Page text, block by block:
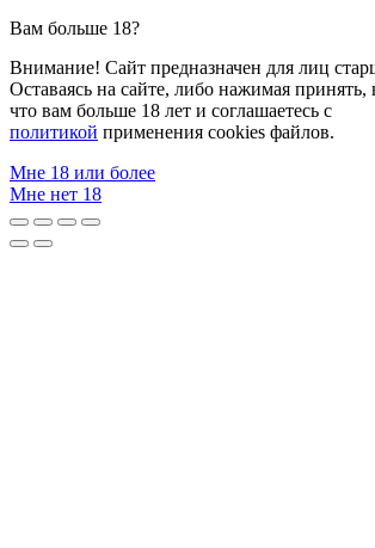
Вам больше 18?
Внимание! Сайт предназначен для лиц
Оставаясь на сайте, либо нажимая принять,
что вам больше 18 лет и соглашаетесь с
политикой применения cookies файлов.
Мне 18 или более
Мне нет 18